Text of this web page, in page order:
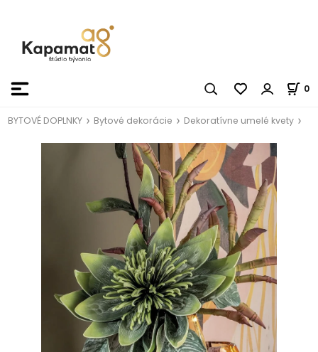
0
BYTOVÉ DOPLNKY Bytové dekorácie Dekoratívne umelé kvety